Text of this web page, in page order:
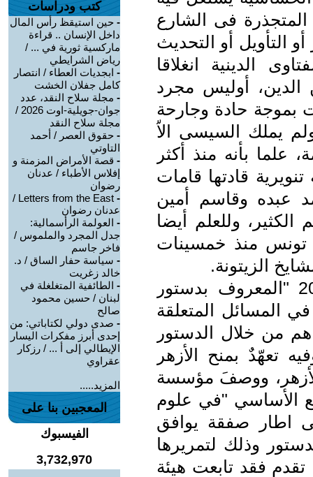
المتجذرة فى الشارع
التأويل أو التحديث
الدينية انغلاقا
الدين، أوليس مجرد
بموجة حادة وجارحة
يملك السيسى الاّ
علما بأنه منذ أكثر
قادتها قامات
عبده وقاسم أمين
وللعلم أيضا
تونس منذ خمسينات
الزيتونة.
لقد نصّ أحد البنود في دستور 2012 "المعروف بدستور
المسائل المتعلقة
من خلال الدستور
الذي أُقِرّ في العام 2014 وفيه تعهّدٌ بمنح الأزهر
ووصفَ مؤسسة
الأساسي "في علوم
اطار صفقة يوافق
وذلك لتمريرها
فقد تابعت هيئة
كتب ودراسات
- حين استيقظ رأس المال
داخل الإنسان .. قراءة
ماركسية ثورية في ... /
رياض الشرايطي
- ابجديات العطاء / انتصار
كامل جفلان الخشت
- مجلة سلاح النقد، عدد
جوان-جويلية-اوت 2026 /
مجلة سلاح النقد
- حقوق العصر / أحمد
التاوتي
- قصة الأمراض المزمنة و
إفلاس الأطباء / عدنان
رضوان
-
Letters from the East /
عدنان رضوان
- العولمة الرأسمالية:
جدل المجرد والملموس /
فاخر جاسم
- سياسة حفار الساق / د.
خالد زغريت
- الطائفية المتغلغلة في
لبنان / حسين محمود
صالح
- صدى دولي لكتاباتي: من
إحدى أبرز مفكرات اليسار
الإيطالي إلى أ ... / رزكار
عقراوي
المزيد.....
المعجبين بنا على
الفيسبوك
3,732,970